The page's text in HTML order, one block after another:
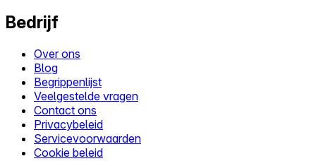
Bedrijf
Over ons
Blog
Begrippenlijst
Veelgestelde vragen
Contact ons
Privacybeleid
Servicevoorwaarden
Cookie beleid